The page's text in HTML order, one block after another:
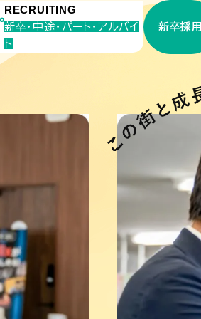
RECRUITING
新卒・中途・パート・アルバイ
ト
新卒採用